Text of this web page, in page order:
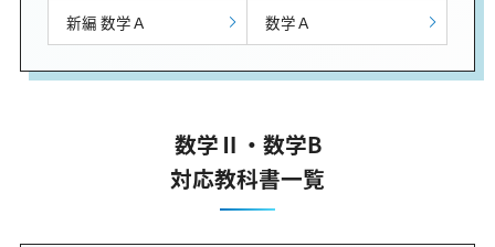
新編 数学Ａ
数学Ａ
数学Ⅱ・数学B
対応教科書一覧